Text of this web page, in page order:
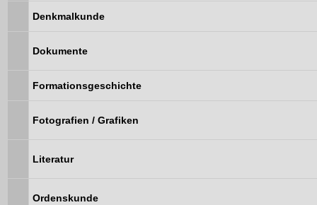
Denkmalkunde
Dokumente
Formationsgeschichte
Fotografien / Grafiken
Literatur
Ordenskunde